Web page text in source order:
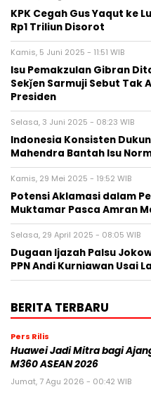
KPK Cegah Gus Yaqut ke
Rp1 Triliun Disorot
Kamis, 5 Juni 2025 - 11:51 WIB
Isu Pemakzulan Gibran
Sekǰen Sarmuji Sebut Tak
Presiden
Selasa, 3 Juni 2025 - 08:23 WIB
Indonesia Konsisten
Mahendra Bantah Isu
Kamis, 29 Mei 2025 - 19:52 WIB
Potensi Aklamasi dalam
Muktamar Pasca Amran
Selasa, 29 April 2025 - 08:05 WIB
Dugaan Ijazah Palsu
PPN Andi Kurniawan Usai
BERITA TERBARU
Pers Rilis
Huawei Jadi Mitra bagi
M360 ASEAN 2026
Jumat, 7 Agu 2026 - 00:42 WIB